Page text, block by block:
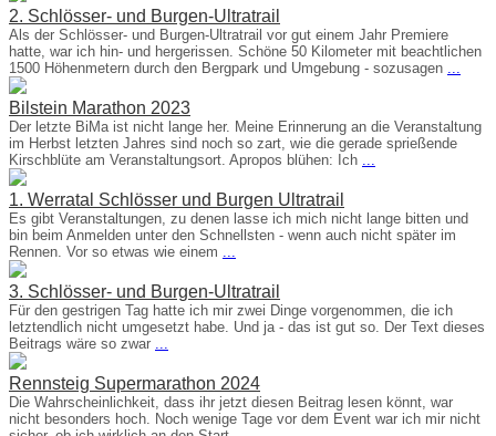
2. Schlösser- und Burgen-Ultratrail
Als der Schlösser- und Burgen-Ultratrail vor gut einem Jahr Premiere
hatte, war ich hin- und hergerissen. Schöne 50 Kilometer mit beachtlichen
1500 Höhenmetern durch den Bergpark und Umgebung - sozusagen ...
Bilstein Marathon 2023
Der letzte BiMa ist nicht lange her. Meine Erinnerung an die Veranstaltung
im Herbst letzten Jahres sind noch so zart, wie die gerade sprießende
Kirschblüte am Veranstaltungsort. Apropos blühen: Ich ...
1. Werratal Schlösser und Burgen Ultratrail
Es gibt Veranstaltungen, zu denen lasse ich mich nicht lange bitten und
bin beim Anmelden unter den Schnellsten - wenn auch nicht später im
Rennen. Vor so etwas wie einem ...
3. Schlösser- und Burgen-Ultratrail
Für den gestrigen Tag hatte ich mir zwei Dinge vorgenommen, die ich
letztendlich nicht umgesetzt habe. Und ja - das ist gut so. Der Text dieses
Beitrags wäre so zwar ...
Rennsteig Supermarathon 2024
Die Wahrscheinlichkeit, dass ihr jetzt diesen Beitrag lesen könnt, war
nicht besonders hoch. Noch wenige Tage vor dem Event war ich mir nicht